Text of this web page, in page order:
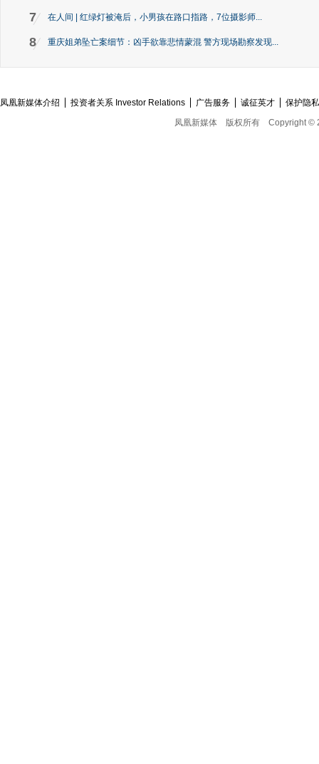
7 在人间 | 红绿灯被淹后，小男孩在路口指路，7位摄影师...
8 重庆姐弟坠亡案细节：凶手欲靠悲情蒙混 警方现场勘察发现...
凤凰新媒体介绍 投资者关系 Investor Relations 广告服务 诚征英才
保护隐
凤凰新媒体
版权所有 Copyright ©